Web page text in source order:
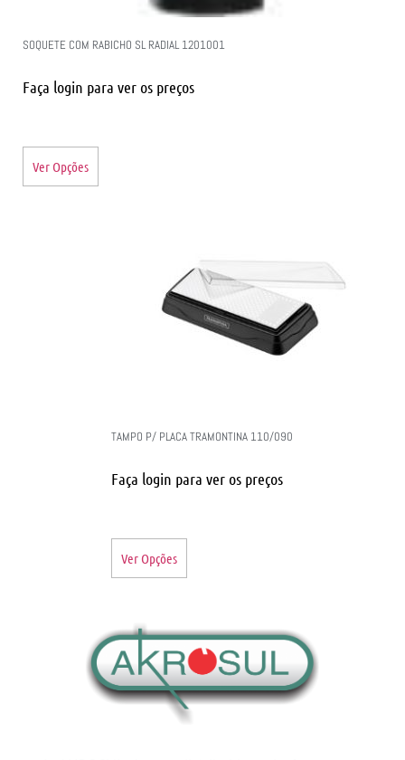
SOQUETE COM RABICHO SL RADIAL 1201001
Faça login para ver os preços
Ver Opções
TAMPO P/ PLACA TRAMONTINA 110/090
Faça login para ver os preços
Ver Opções